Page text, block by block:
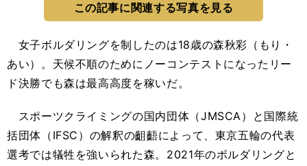
この記事に関連する写真を見る
女子ボルダリングを制したのは18歳の森秋彩（もり・
あい）。天候不順のためにノーコンテストになったリー
ド決勝でも森は最高高度を稼いだ。
スポーツクライミングの国内団体（JMSCA）と国際統
括団体（IFSC）の解釈の齟齬によって、東京五輪の代表
選考では犠牲を強いられた森。2021年のボルダリングと